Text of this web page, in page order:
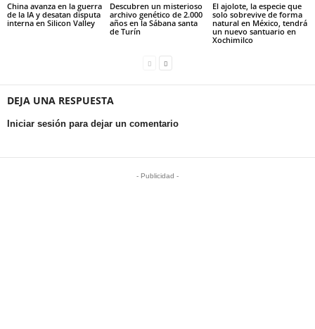
China avanza en la guerra
de la IA y desatan disputa
interna en Silicon Valley
Descubren un misterioso
archivo genético de 2.000
años en la Sábana santa
de Turín
El ajolote, la especie que
solo sobrevive de forma
natural en México, tendrá
un nuevo santuario en
Xochimilco
DEJA UNA RESPUESTA
Iniciar sesión para dejar un comentario
- Publicidad -